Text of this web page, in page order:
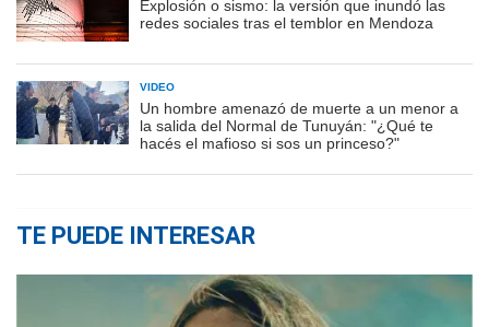
Explosión o sismo: la versión que inundó las
redes sociales tras el temblor en Mendoza
VIDEO
Un hombre amenazó de muerte a un menor a
la salida del Normal de Tunuyán: "¿Qué te
hacés el mafioso si sos un princeso?"
TE PUEDE INTERESAR